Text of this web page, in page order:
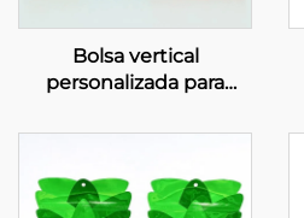
Bolsa vertical
personalizada para
aluminio para alimentos